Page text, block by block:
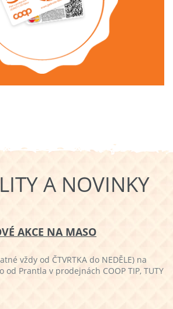
A NOVINKY
AKCE NA MASO
vždy od ČTVRTKA do NEDĚLE) na
od Prantla v prodejnách COOP TIP, TUTY